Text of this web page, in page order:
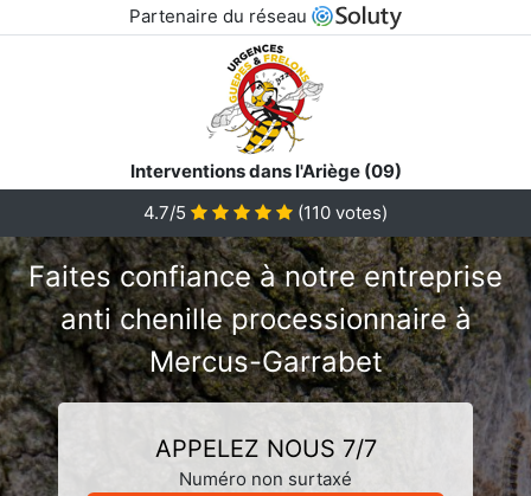
Partenaire du réseau
Interventions dans l'Ariège (09)
4.7/5
(110 votes)
Faites confiance à notre entreprise
anti chenille processionnaire à
Mercus-Garrabet
APPELEZ NOUS 7/7
Numéro non surtaxé